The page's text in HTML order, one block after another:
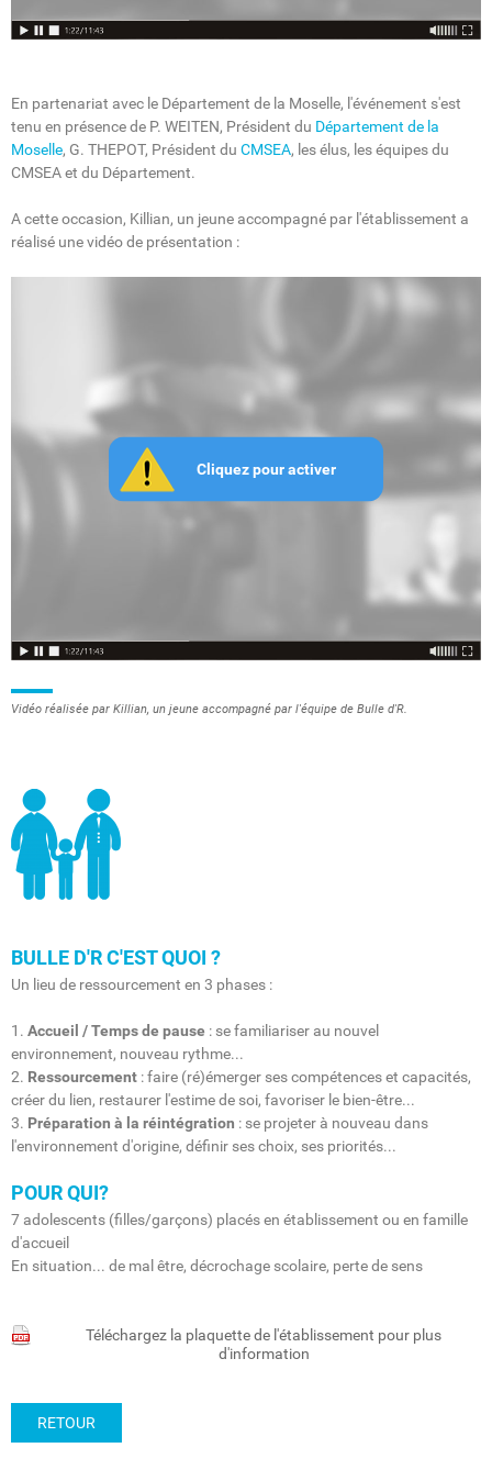
En partenariat avec le Département de la Moselle, l'événement s'est
tenu en présence de P. WEITEN, Président du Département de la
Moselle, G. THEPOT, Président du CMSEA, les élus, les équipes du
CMSEA et du Département.
A cette occasion, Killian, un jeune accompagné par l'établissement a
réalisé une vidéo de présentation :
Vidéo réalisée par Killian, un jeune accompagné par l'équipe de Bulle d'R.
BULLE D'R C'EST QUOI ?
Un lieu de ressourcement en 3 phases :
1. Accueil / Temps de pause : se familiariser au nouvel
environnement, nouveau rythme...
2. Ressourcement : faire (ré)émerger ses compétences et capacités,
créer du lien, restaurer l'estime de soi, favoriser le bien-être...
3. Préparation à la réintégration : se projeter à nouveau dans
l'environnement d'origine, définir ses choix, ses priorités...
POUR QUI?
7 adolescents (filles/garçons) placés en établissement ou en famille
d'accueil
En situation... de mal être, décrochage scolaire, perte de sens
Téléchargez la plaquette de l'établissement pour plus
d'information
RETOUR